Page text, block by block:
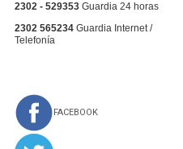
2302 - 529353 Guardia 24 horas
2302 565234 Guardia Internet /
Telefonía
FACEBOOK